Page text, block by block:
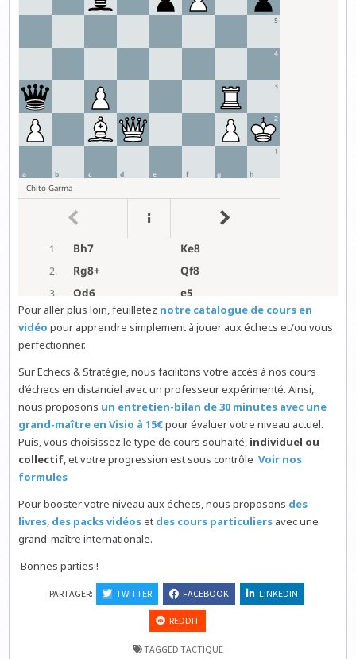
Pour aller plus loin, feuilletez notre catalogue de cours en
vidéo pour apprendre simplement à jouer aux échecs et/ou vous
perfectionner.
Sur Echecs & Stratégie, nous facilitons votre accès à nos cours
d’échecs en distanciel avec un professeur expérimenté. Ainsi,
nous proposons un entretien-bilan de 30 minutes avec une
grand-maître en Visio à 15€pour évaluer votre niveau actuel.
Puis, vous choisissez le type de cours souhaité, individuel ou
collectif, et votre progression est sous contrôleVoir nos
formules
Pour booster votre niveau aux échecs, nous proposons des
livres, des packs vidéoset des cours particuliers avec une
grand-maître internationale.
Bonnes parties !
PARTAGER: TWITTER FACEBOOK LINKEDIN
REDDIT
TAGGED TACTIQUE